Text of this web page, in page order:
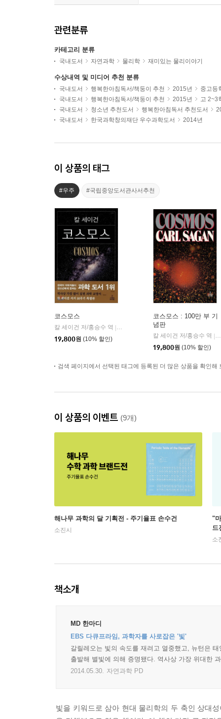
관련분류
카테고리 분류
국내도서 자연과학 물리학 재미있는 물리이야기
수상내역 및 미디어 추천 분류
국내도서 행복한아침독서/책둥이 추천 2015년
중고등
국내도서
행복한아침독서/책둥이 추천 2015년
고 2~3
국내도서
청소년 추천도서 행복한아침독서 추천도서
국내도서
한국과학창의재단 우수과학도서 2014년
이 상품의 태그
#우주 #국립중앙도서관사서추천
코스모스
칼 세이건 저/홍승수 역
사이언스북스
19,800원 (10% 할인)
코스모스 : 100만 부 기
념판
칼 세이건 저/홍승수 역
19,800원 (10% 할인)
검색 페이지에서 선택된 태그에 등록된 더 많은 상품을 확인해
이 상품의 이벤트 (9개)
해나무 과학의 달 기획전 - 주기율표 손수건
소진시
"
드
소
책소개
MD 한마디
EBS 다큐프라임, 과학자를 사로잡은 '빛'
갈릴레오는 빛의 속도를 재려고 열중했고, 뉴턴은
출발해 별빛에 의해 증명됐다. 역사상 가장 위대한
2014.05.30. 자연과학 PD
빛을 키워드로 삼아 현대 물리학의 두 축인 상대